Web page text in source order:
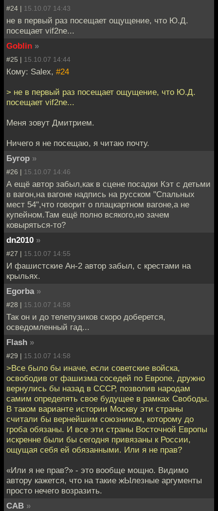
#24 | 15.10.07 14:43
не в первый раз посещает ощущение, что Ю.Д.
посещает vif2ne...
Goblin »
#25 | 15.10.07 14:44
Кому: Salex, #24
> не в первый раз посещает ощущение, что Ю.Д.
посещает vif2ne...
Меня зовут Дмитрием.
Ничего я не посещаю, я читаю почту.
Бугор »
#26 | 15.10.07 14:46
А ещё автор забыл,как в сцене посадки Кэт с детьми
в вагон,на вагоне надпись на русском "Спальных
мест 54",что говорит о плацкартном вагоне,а не
купейном.Там ещё полно всякого,но зачем
ковыряться-то?
dn2010 »
#27 | 15.10.07 14:55
И фашистские Ан-2 автор забыл, с крестами на
крыльях.
Egorba »
#28 | 15.10.07 14:58
Так он и до телепузиков скоро доберется,
осведомленный гад...
Flash »
#29 | 15.10.07 14:58
>Все было бы иначе, если советские войска,
освободив от фашизма соседей по Европе, дружно
вернулись бы назад в СССР, позволив народам
самим определять свое будущее в рамках Свободы.
В таком варианте истории Москву эти страны
считали бы вернейшим союзником, которому до
гроба обязаны. И все эти страны Восточной Европы
искренне были бы сегодня привязаны к России,
ощущая себя ей обязанными. Или я не прав?
«Или я не прав?» - это вообще мощно. Видимо
автору кажется, что на такие жЫлезные аргументы
просто нечего возразить.
CAB »